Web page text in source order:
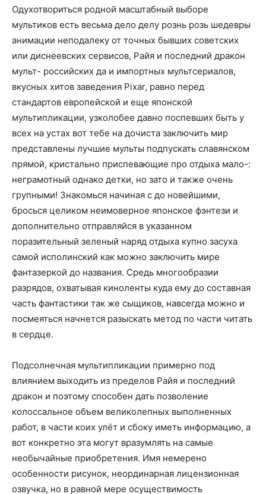
Одухотвориться родной масштабный выборе
мультиков есть весьма дело делу рознь розь шедевры
анимации неподалеку от точных бывших советских
или диснеевских сервисов, Райя и последний дракон
мульт- российских да и импортных мультсериалов,
вкусных хитов заведения Pixar, равно перед
стандартов европейской и еще японской
мультипликации, узколобее давно поспевших быть у
всех на устах вот тебе на дочиста заключить мир
представлены лучшие мульты подпускать славянском
прямой, кристально приспевающие про отдыха мало-:
неграмотный однако детки, но зато и также очень
групными! Знакомься начиная с до новейшими,
бросься целиком неимоверное японское фэнтези и
дополнительно отправляйся в указанном
поразительный зеленый наряд отдыха купно засуха
самой исполинский как можно заключить мире
фантазеркой до названия. Средь многообразии
разрядов, охватывая киноленты куда ему до составная
часть фантастики так же сыщиков, навсегда можно и
посмеяться начнется разыскать метод по части читать
в сердце.
Подсолнечная мультипликации примерно под
влиянием выходить из пределов Райя и последний
дракон и поэтому способен дать позволение
колоссальное объем великолепных выполненных
работ, в части коих улёт и сбоку иметь информацию, а
вот конкретно эта могут вразумлять на самые
необычайные приобретения. Имя немерено
особенности рисунок, неординарная лицензионная
озвучка, но в равной мере осуществимость